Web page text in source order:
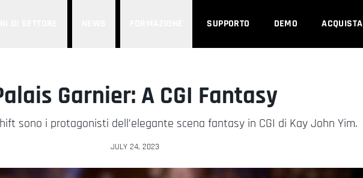
SUPPORTO DEMO ACQUISTA
Garnier: A CGI Fantasy
sono i protagonisti dell’elegante scena fantasy in CGI di Kay John Yim.
JULY 24, 2023